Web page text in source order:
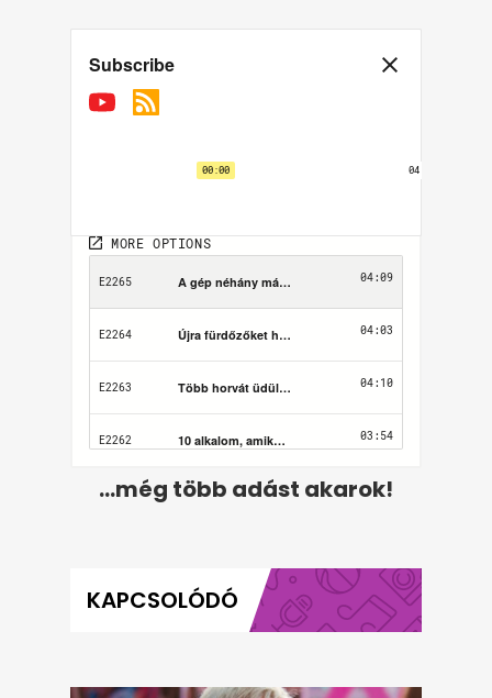
...még több adást akarok!
KAPCSOLÓDÓ